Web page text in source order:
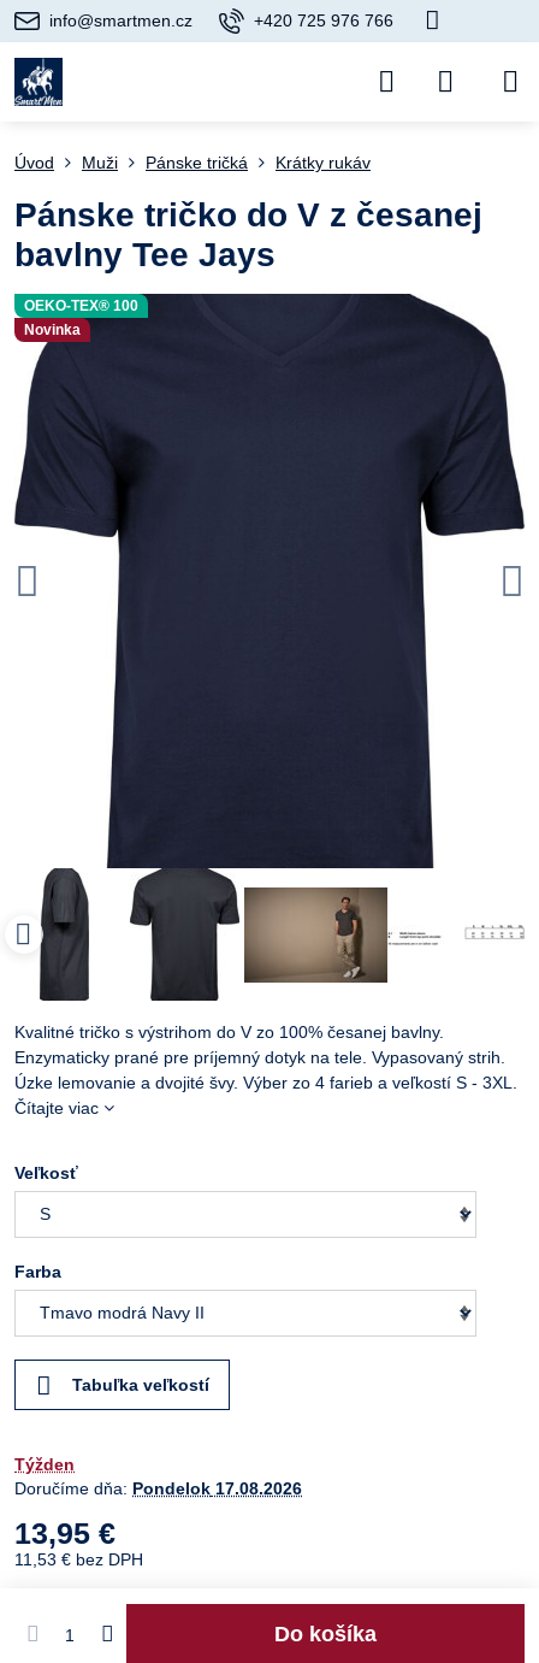
info@smartmen.cz +420 725 976 766
OEKO-TEX® 100
Novinka
Úvod Muži Pánske tričká Krátky rukáv
Pánske tričko do V z česanej
bavlny Tee Jays
Kvalitné tričko s výstrihom do V zo 100% česanej bavlny.
Enzymaticky prané pre príjemný dotyk na tele. Vypasovaný strih.
Úzke lemovanie a dvojité švy. Výber zo 4 farieb a veľkostí S - 3XL.
Čítajte viac
Veľkosť
Farba
Tabuľka veľkostí
Týžden
Doručíme dňa: Pondelok 17.08.2026
13,95 €
11,53 € bez DPH
Do košíka